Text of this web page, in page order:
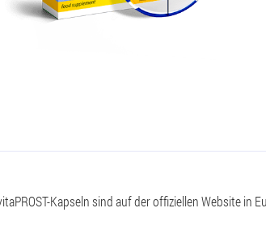
Kapseln sind auf der offiziellen Website in